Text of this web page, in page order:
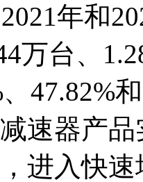
年和
万台、
47.82%
速器产
进入快